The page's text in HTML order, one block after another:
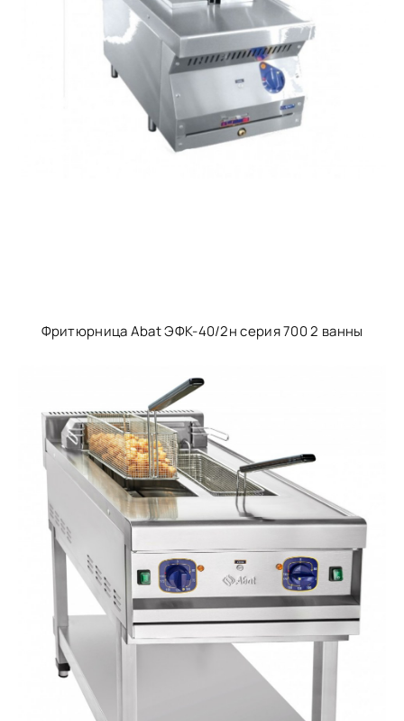
Фритюрница Abat ЭФК-40/2н серия 700 2 ванны